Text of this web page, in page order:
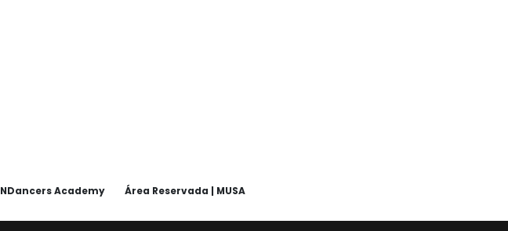
NDancers Academy Área Reservada | MUSA